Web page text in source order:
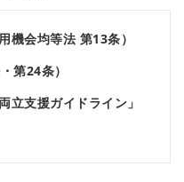
会均等法 第13条）
第24条）
支援ガイドライン」